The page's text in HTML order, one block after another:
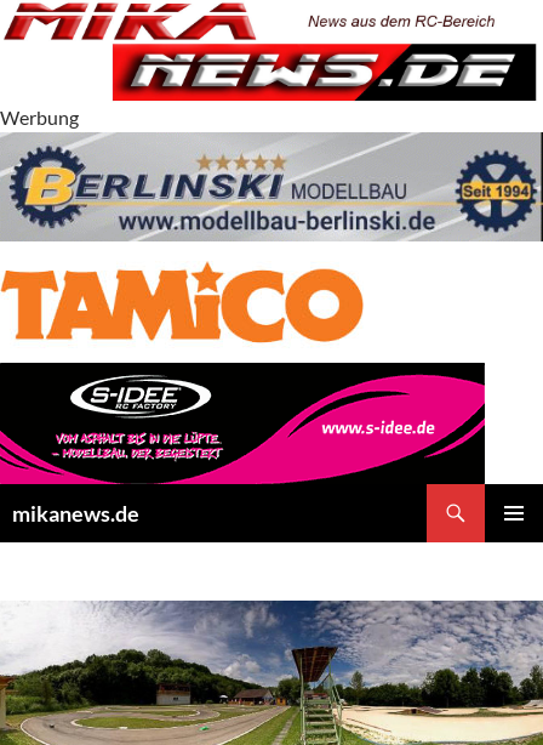
Zum
Inhalt
Werbung
mikanews.de